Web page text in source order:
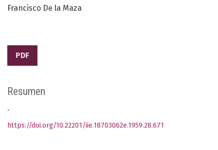
Francisco De la Maza
PDF
Resumen
.
https://doi.org/10.22201/iie.18703062e.1959.28.671